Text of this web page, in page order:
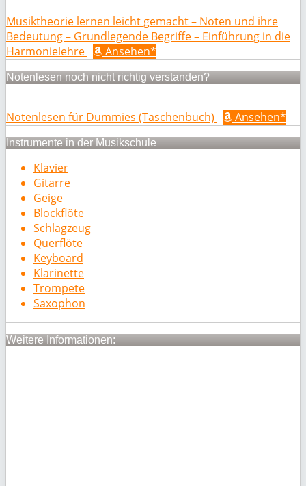
Musiktheorie lernen leicht gemacht – Noten und ihre
Bedeutung – Grundlegende Begriffe – Einführung in die
Harmonielehre
Ansehen*
Notenlesen noch nicht richtig verstanden?
Notenlesen für Dummies (Taschenbuch) Ansehen*
Instrumente in der Musikschule
Klavier
Gitarre
Geige
Blockflöte
Schlagzeug
Querflöte
Keyboard
Klarinette
Trompete
Saxophon
Weitere Informationen: